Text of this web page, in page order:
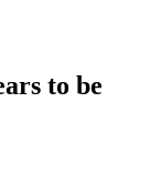
to be